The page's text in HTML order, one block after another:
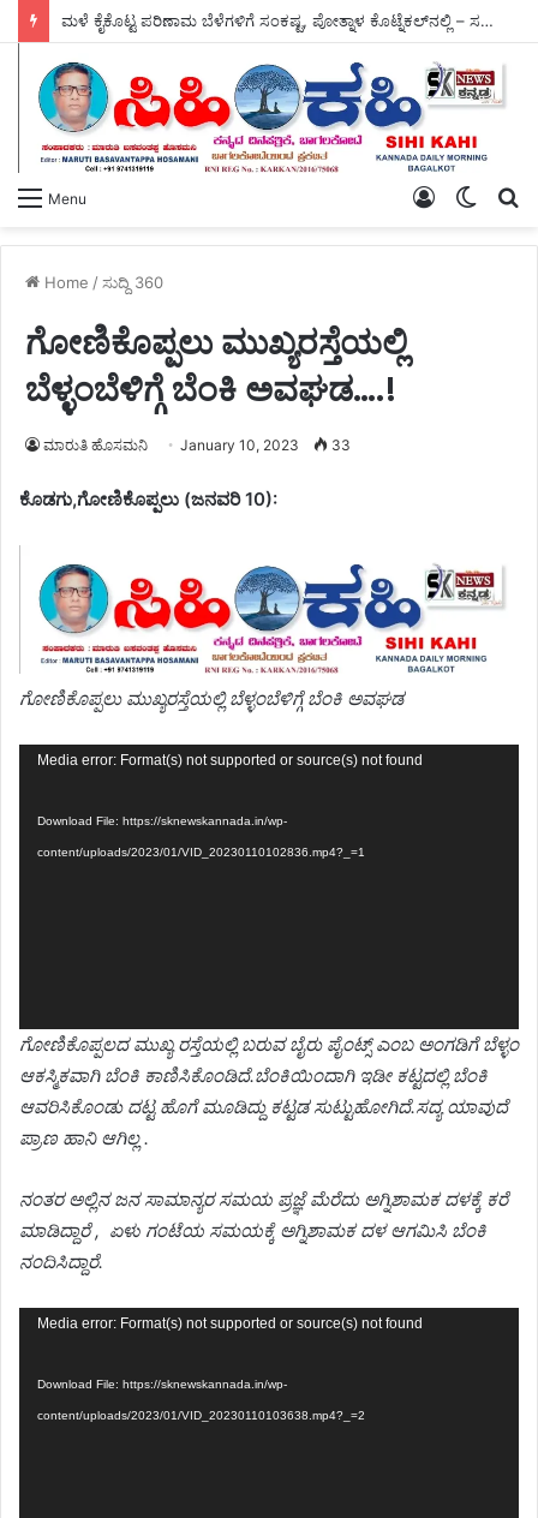
ಮಳೆ ಕೈಕೊಟ್ಟ ಪರಿಣಾಮ ಬೆಳೆಗಳಿಗೆ ಸಂಕಷ್ಟ, ಪೋತ್ನಾಳ ಕೊಟ್ನೆಕಲ್‌ನಲ್ಲಿ – ಸಚಿವರ ಪರಿಶೀಲನೆ.
Menu
Switch
Log
Home /ಸುದ್ದಿ 360
ಗೋಣಿಕೊಪ್ಪಲು ಮುಖ್ಯರಸ್ತೆಯಲ್ಲಿ
ಬೆಳ್ಳಂಬೆಳಿಗ್ಗೆ ಬೆಂಕಿ ಅವಘಡ….!
ಮಾರುತಿ ಹೊಸಮನಿ January 10, 2023 33
ಕೊಡಗು,ಗೋಣಿಕೊಪ್ಪಲು (ಜನವರಿ 10):
ಗೋಣಿಕೊಪ್ಪಲು ಮುಖ್ಯರಸ್ತೆಯಲ್ಲಿ ಬೆಳ್ಳಂಬೆಳಿಗ್ಗೆ ಬೆಂಕಿ ಅವಘಡ
Video
Media error: Format(s) not supported or source(s) not found
Download File: https://sknewskannada.in/wp-
content/uploads/2023/01/VID_20230110102836.mp4?_=1
ಗೋಣಿಕೊಪ್ಪಲದ ಮುಖ್ಯ ರಸ್ತೆಯಲ್ಲಿ ಬರುವ ಬೈರು ಪೈಂಟ್ಸ್ ಎಂಬ ಅಂಗಡಿಗೆ ಬೆಳ್ಳಂ
ಆಕಸ್ಮಿಕವಾಗಿ ಬೆಂಕಿ ಕಾಣಿಸಿಕೊಂಡಿದೆ.ಬೆಂಕಿಯಿಂದಾಗಿ ಇಡೀ ಕಟ್ಟದಲ್ಲಿ ಬೆಂಕಿ
ಆವರಿಸಿಕೊಂಡು ದಟ್ಟ ಹೊಗೆ ಮೂಡಿದ್ದು ಕಟ್ಟಡ ಸುಟ್ಟುಹೋಗಿದೆ.ಸದ್ಯ ಯಾವುದೆ
ಪ್ರಾಣ ಹಾನಿ ಆಗಿಲ್ಲ .
ನಂತರ ಅಲ್ಲಿನ ಜನ ಸಾಮಾನ್ಯರ ಸಮಯ ಪ್ರಜ್ಞೆ ಮೆರೆದು ಅಗ್ನಿಶಾಮಕ ದಳಕ್ಕೆ ಕರೆ
ಮಾಡಿದ್ದಾರೆ , ಏಳು ಗಂಟೆಯ ಸಮಯಕ್ಕೆ ಅಗ್ನಿಶಾಮಕ ದಳ ಆಗಮಿಸಿ ಬೆಂಕಿ
ನಂದಿಸಿದ್ದಾರೆ.
Video
Media error: Format(s) not supported or source(s) not found
Download File: https://sknewskannada.in/wp-
content/uploads/2023/01/VID_20230110103638.mp4?_=2